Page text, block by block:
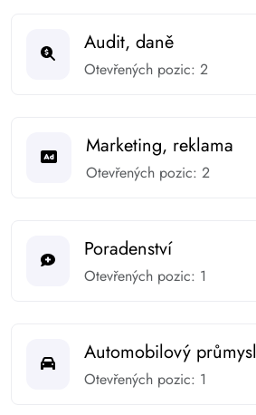
Audit, daně
Otevřených pozic: 2
Marketing, reklama
Otevřených pozic: 2
Poradenství
Otevřených pozic: 1
Automobilový průmysl
Otevřených pozic: 1